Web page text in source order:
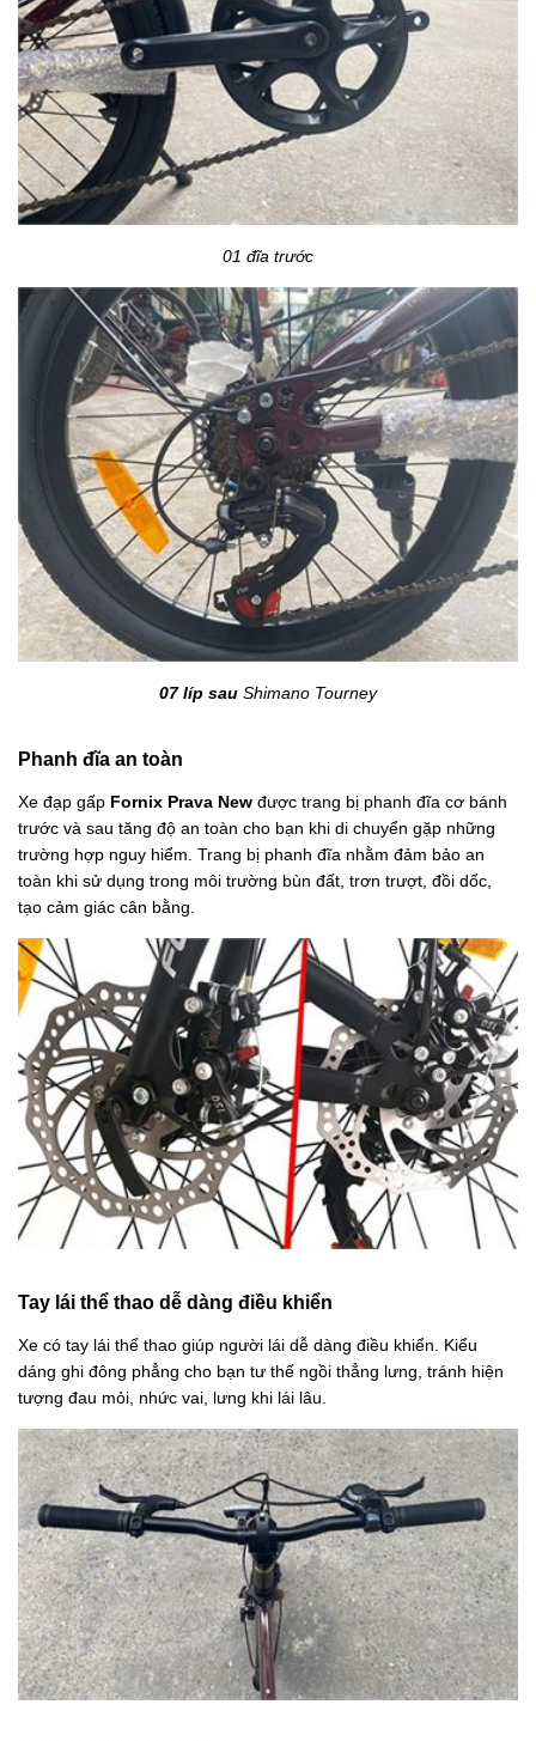
01 đĩa trước
07 líp sau Shimano Tourney
Phanh đĩa an toàn
Xe đạp gấp Fornix Prava New được trang bị phanh đĩa cơ bánh
trước và sau tăng độ an toàn cho bạn khi di chuyển gặp những
trường hợp nguy hiểm. Trang bị phanh đĩa nhằm đảm bảo an
toàn khi sử dụng trong môi trường bùn đất, trơn trượt, đồi dốc,
tạo cảm giác cân bằng.
Tay lái thể thao dễ dàng điều khiển
Xe có tay lái thể thao giúp người lái dễ dàng điều khiển. Kiểu
dáng ghi đông phẳng cho bạn tư thế ngồi thẳng lưng, tránh hiện
tượng đau mỏi, nhức vai, lưng khi lái lâu.